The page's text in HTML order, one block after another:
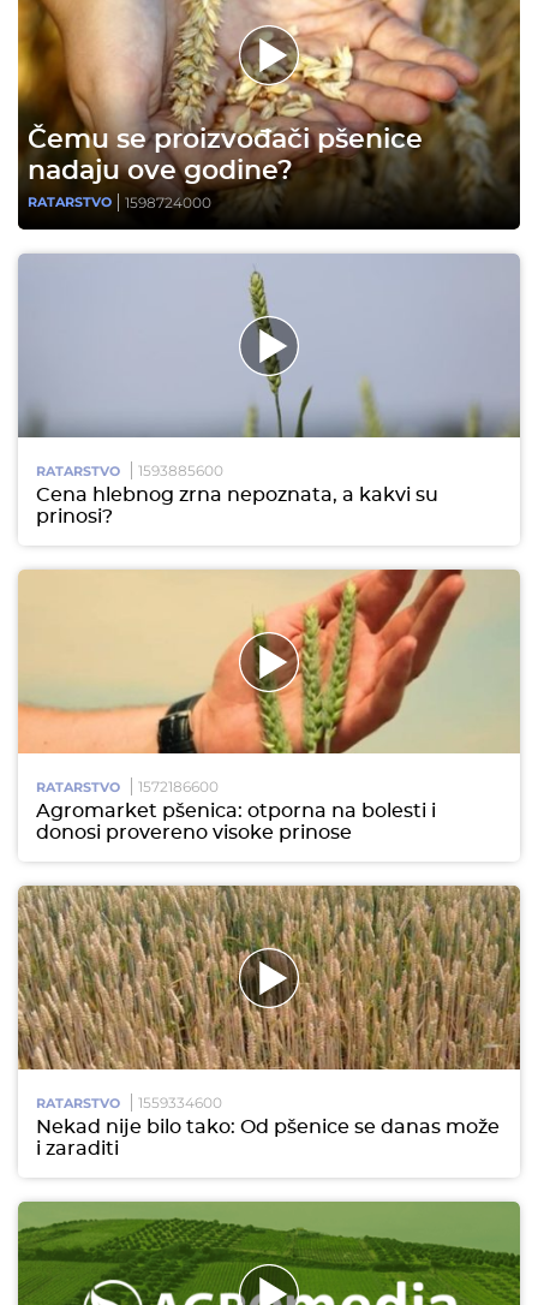
Čemu se proizvođači pšenice
nadaju ove godine?
RATARSTVO 1598724000
RATARSTVO 1593885600
Cena hlebnog zrna nepoznata, a kakvi su
prinosi?
RATARSTVO 1572186600
Agromarket pšenica: otporna na bolesti i
donosi provereno visoke prinose
RATARSTVO 1559334600
Nekad nije bilo tako: Od pšenice se danas može
i zaraditi